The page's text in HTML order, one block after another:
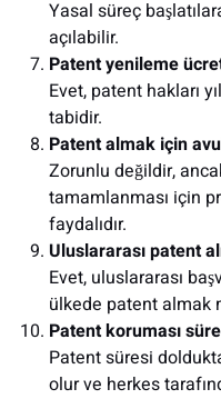
Yasal süreç
açılabilir.
Patent yenileme
Evet, patent hakları
tabidir.
Patent almak için
Zorunlu değildir,
tamamlanması için
faydalıdır.
Uluslararası patent
Evet, uluslararası
ülkede patent almak
Patent koruması
Patent süresi
olur ve herkes